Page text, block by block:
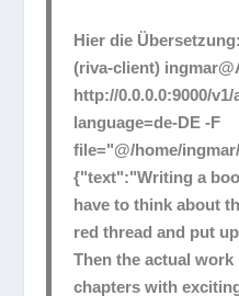
Hier die Übersetzung:
(riva-client)
http://0.0.0.0:9000/
language=de-DE -F
file="@/home/
{"text":"Writing a
have to think about
red thread and put
Then the actual
chapters with